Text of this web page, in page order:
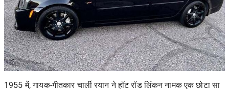
1955 में, गायक-गीतकार चार्ली रयान ने हॉट रॉड लिंकननामक एक छोटा सा